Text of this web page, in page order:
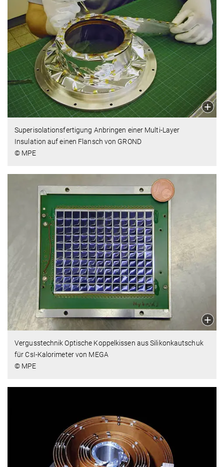
Superisolations­fertigung Anbringen einer Multi-Layer
Insulation auf einen Flansch von GROND
© MPE
Vergusstechnik Optische Koppelkissen aus Silikonkautschuk
für CsI-Kalorimeter von MEGA
© MPE